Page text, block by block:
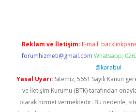
Reklam ve İletişim: E-mail:
forumhizmeti@gmail.com Whatsapp:
@karabul
Yasal Uyarı: Sitemiz, 5651 Sayılı Kanun
ve İletişim Kurumu (BTK) tarafından
olarak hizmet vermektedir. Bu nedenle,